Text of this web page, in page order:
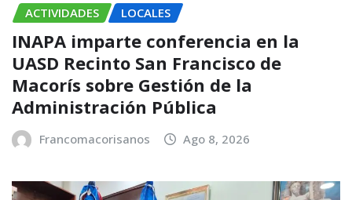
ACTIVIDADES LOCALES
INAPA imparte conferencia en la
UASD Recinto San Francisco de
Macorís sobre Gestión de la
Administración Pública
Francomacorisanos Ago 8, 2026